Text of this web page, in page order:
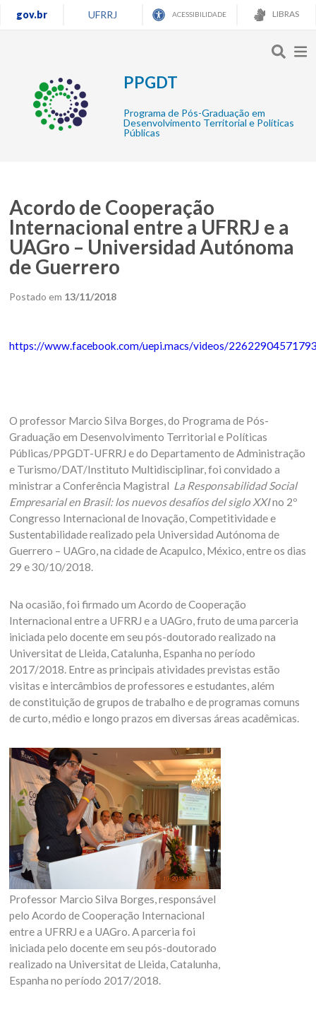
gov.br UFRRJ ACESSIBILIDADE LIBRAS
PPGDT
Programa de Pós-Graduação em
Desenvolvimento Territorial e Políticas
Públicas
Acordo de Cooperação
Internacional entre a UFRRJ e a
UAGro – Universidad Autónoma
de Guerrero
Postado em 13/11/2018
https://www.facebook.com/uepi.macs/videos/
O professor Marcio Silva Borges, do Programa de Pós-
Graduação em Desenvolvimento Territorial e Políticas
Públicas/PPGDT-UFRRJ e do Departamento de Administração
e Turismo/DAT/Instituto Multidisciplinar, foi convidado a
ministrar a Conferência Magistral La Responsabilidad Social
Empresarial en Brasil: los nuevos desafíos del siglo XXIno 2º
Congresso Internacional de Inovação, Competitividade e
Sustentabilidade realizado pela Universidad Autónoma de
Guerrero – UAGro, na cidade de Acapulco, México, entre os dias
29 e 30/10/2018.
Na ocasião, foi firmado um Acordo de Cooperação
Internacional entre a UFRRJ e a UAGro, fruto de uma parceria
iniciada pelo docente em seu pós-doutorado realizado na
Universitat de Lleida, Catalunha, Espanha no período
2017/2018. Entre as principais atividades previstas estão
visitas e intercâmbios de professores e estudantes, além
de constituição de grupos de trabalho e de programas comuns
de curto, médio e longo prazos em diversas áreas acadêmicas.
Professor Marcio Silva Borges, responsável
pelo Acordo de Cooperação Internacional
entre a UFRRJ e a UAGro. A parceria foi
iniciada pelo docente em seu pós-doutorado
realizado na Universitat de Lleida, Catalunha,
Espanha no período 2017/2018.